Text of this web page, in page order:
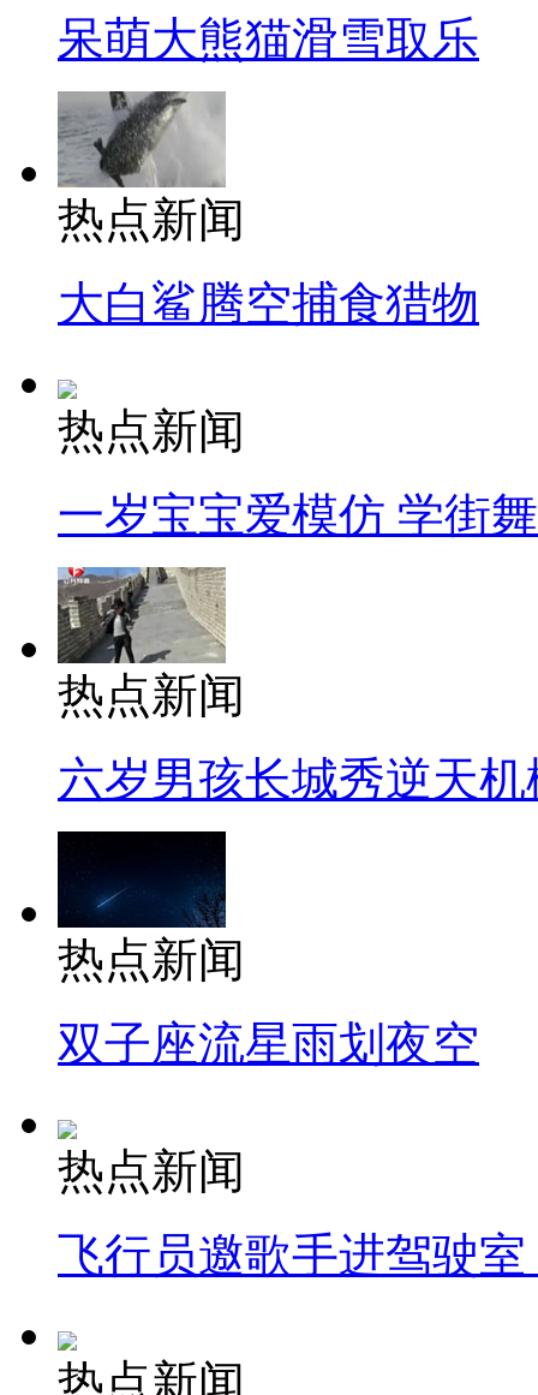
呆萌大熊猫滑雪取乐
热点新闻
大白鲨腾空捕食猎物
热点新闻
一岁宝宝爱模仿 学街
热点新闻
六岁男孩长城秀逆天机
热点新闻
双子座流星雨划夜空
热点新闻
飞行员邀歌手进驾驶
热点新闻